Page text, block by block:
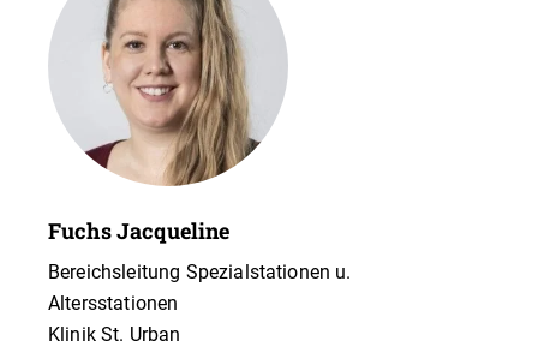
Fuchs Jacqueline
Bereichsleitung Spezialstationen u.
Altersstationen
Klinik St. Urban